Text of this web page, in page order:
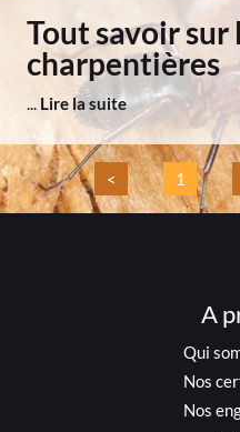
Tout savoir
charpentières
... Lire la suite
< 1
A
Qui
Nos
Nos